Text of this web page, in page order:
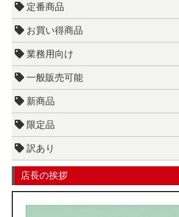
定番商品
お買い得商品
業務用向け
一般販売可能
新商品
限定品
訳あり
店長の挨拶